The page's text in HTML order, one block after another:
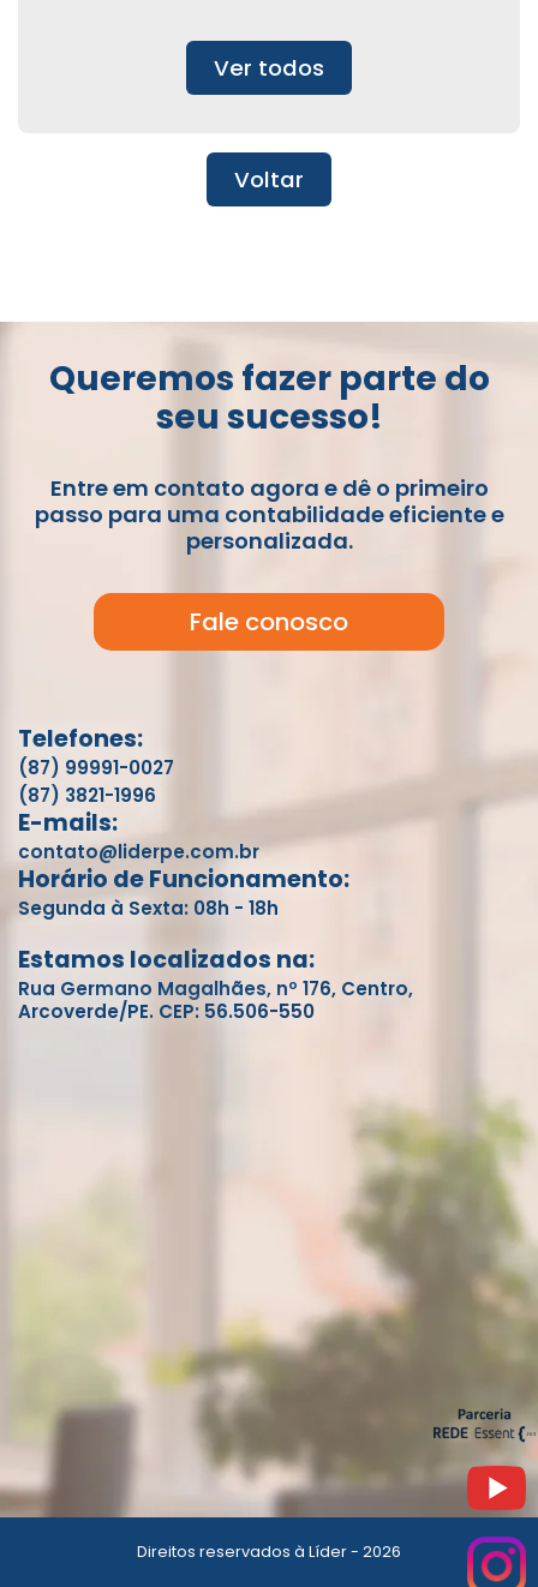
Ver todos
Voltar
Queremos fazer parte do
seu sucesso!
Entre em contato agora e dê o primeiro
passo para uma contabilidade eficiente e
personalizada.
Fale conosco
Telefones:
(87) 99991-0027
(87) 3821-1996
E-mails:
contato@liderpe.com.br
Horário de Funcionamento:
Segunda à Sexta: 08h - 18h
Estamos localizados na:
Rua Germano Magalhães, nº 176, Centro,
Arcoverde/PE. CEP: 56.506-550
Direitos reservados à Líder - 2026